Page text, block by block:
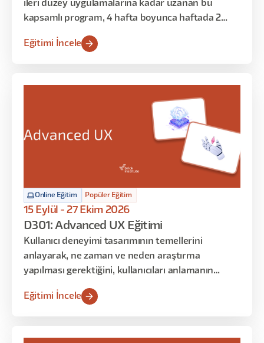
ileri düzey uygulamalarına kadar uzanan bu
kapsamlı program, 4 hafta boyunca haftada 2
Araştırma sürecinin her aşamasını planlama,
Eğitimi İncele
Online Eğitim Popüler Eğitim
15 Eylül - 27 Ekim 2026
D301: Advanced UX Eğitimi
Kullanıcı deneyimi tasarımının temellerini
anlayarak, ne zaman ve neden araştırma
yapılması gerektiğini, kullanıcıları anlamanın
empati oluşturulduğunu keşfetmek istiyorsanız,
Eğitimi İncele